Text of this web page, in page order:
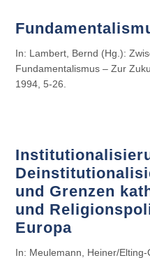
In: Lambert, Bernd (Hg.):
Fundamentalismus – Zur
1994, 5-26.
und Grenzen
und
Europa
In: Meulemann, Heiner/Elting-